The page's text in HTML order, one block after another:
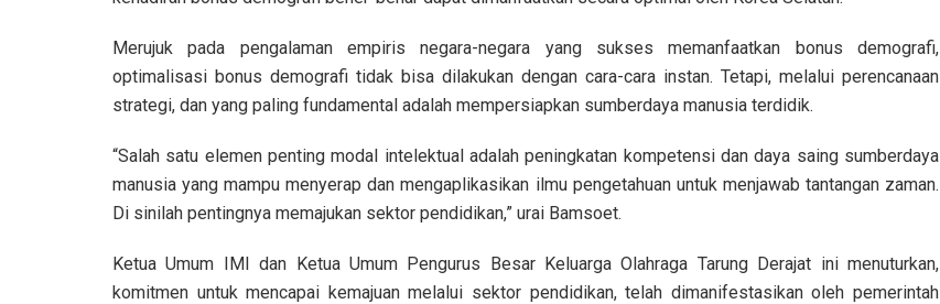
Merujuk pada pengalaman empiris negara-negara yang sukses memanfaatkan bonus demografi,
optimalisasi bonus demografi tidak bisa dilakukan dengan cara-cara instan. Tetapi, melalui perencanaan
strategi, dan yang paling fundamental adalah mempersiapkan sumberdaya manusia terdidik.
“Salah satu elemen penting modal intelektual adalah peningkatan kompetensi dan daya saing sumberdaya
manusia yang mampu menyerap dan mengaplikasikan ilmu pengetahuan untuk menjawab tantangan zaman.
Di sinilah pentingnya memajukan sektor pendidikan,” urai Bamsoet.
Ketua Umum IMI dan Ketua Umum Pengurus Besar Keluarga Olahraga Tarung Derajat ini menuturkan,
komitmen untuk mencapai kemajuan melalui sektor pendidikan, telah dimanifestasikan oleh pemerintah